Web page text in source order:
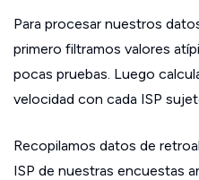
Para procesar nuestros
primero filtramos valores
pocas pruebas. Luego
velocidad con cada ISP
Recopilamos datos de
ISP de nuestras encuestas